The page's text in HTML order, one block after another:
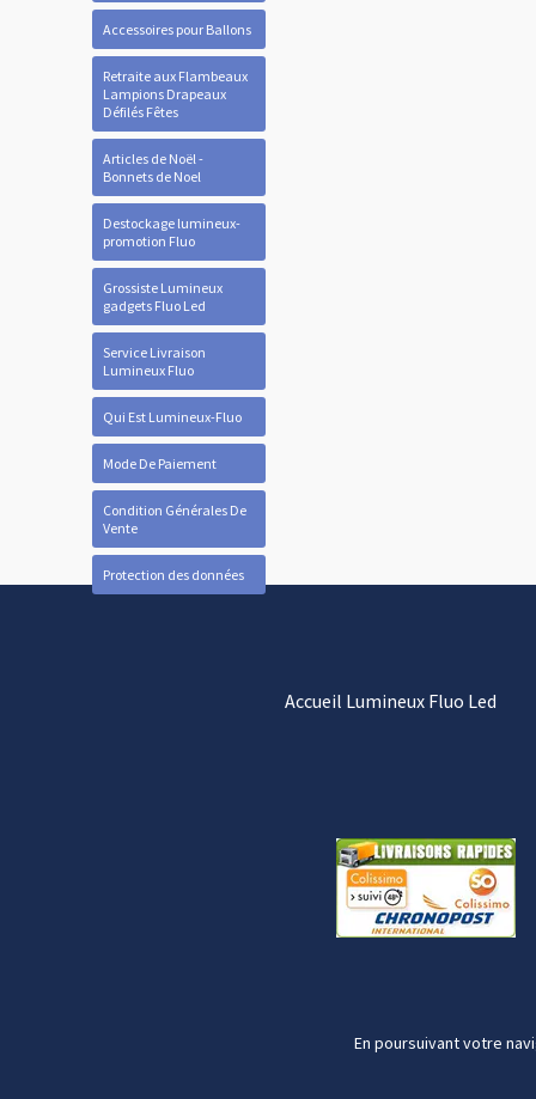
Accessoires pour Ballons
Retraite aux Flambeaux
Lampions Drapeaux
Défilés Fêtes
Articles de Noël -
Bonnets de Noel
Destockage lumineux-
promotion Fluo
Grossiste Lumineux
gadgets Fluo Led
Service Livraison
Lumineux Fluo
Qui Est Lumineux-Fluo
Mode De Paiement
Condition Générales De
Vente
Protection des données
Accueil Lumineux Fluo Led
En poursuivant votre